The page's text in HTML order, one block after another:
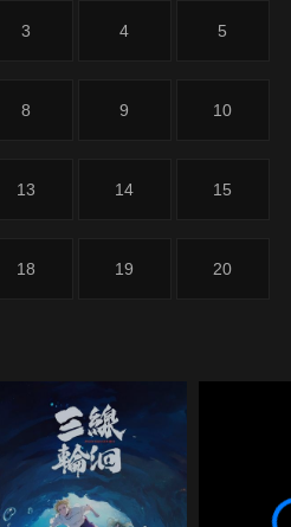
3 4 5
8 9 10
13 14 15
18 19 20